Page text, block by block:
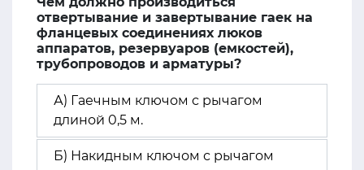
отвертывание и завертывание гаек на
фланцевых соединениях люков
аппаратов, резервуаров (емкостей),
трубопроводов и арматуры?
А) Гаечным ключом с рычагом
длиной 0,5 м.
Б) Накидным ключом с рычагом